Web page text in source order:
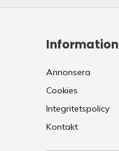
Information
Annonsera
Cookies
Integritetspolicy
Kontakt